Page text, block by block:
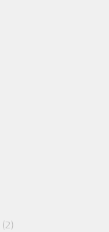
(2)